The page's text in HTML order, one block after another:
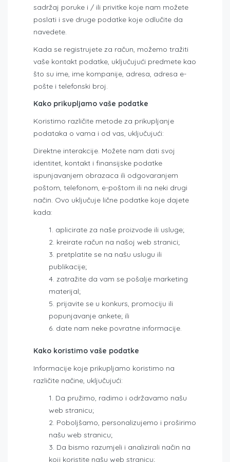
sadržaj poruke i / ili privitke koje nam možete
poslati i sve druge podatke koje odlučite da
navedete.
Kada se registrujete za račun, možemo tražiti
vaše kontakt podatke, uključujući predmete kao
što su ime, ime kompanije, adresa, adresa e-
pošte i telefonski broj.
Kako prikupljamo vaše podatke
Koristimo različite metode za prikupljanje
podataka o vama i od vas, uključujući:
Direktne interakcije. Možete nam dati svoj
identitet, kontakt i finansijske podatke
ispunjavanjem obrazaca ili odgovaranjem
poštom, telefonom, e-poštom ili na neki drugi
način. Ovo uključuje lične podatke koje dajete
kada:
aplicirate za naše proizvode ili usluge;
kreirate račun na našoj web stranici;
pretplatite se na našu uslugu ili
publikacije;
zatražite da vam se pošalje marketing
materijal;
prijavite se u konkurs, promociju ili
popunjavanje ankete; ili
date nam neke povratne informacije.
Kako koristimo vaše podatke
Informacije koje prikupljamo koristimo na
različite načine, uključujući:
Da pružimo, radimo i održavamo našu
web stranicu;
Poboljšamo, personalizujemo i proširimo
našu web stranicu;
Da bismo razumjeli i analizirali način na
koji koristite našu web stranicu;